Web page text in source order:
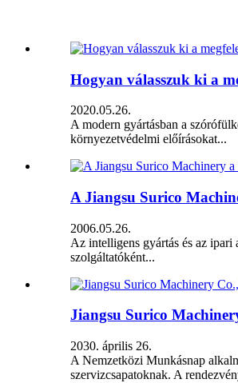
Hogyan válasszuk ki a
2020.05.26.
A modern gyártásban a
környezetvédelmi előírásokat...
A Jiangsu Surico
2006.05.26.
Az intelligens gyártás és az
szolgáltatóként...
Jiangsu Surico
2030. április 26.
A Nemzetközi Munkásnap
szervizcsapatoknak. A